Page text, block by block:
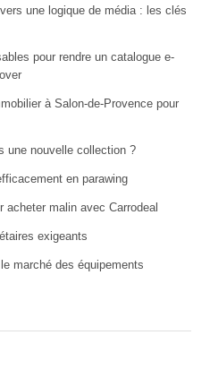
une logique de média : les clés
pour rendre un catalogue e-
à Salon-de-Provence pour
une nouvelle collection ?
en parawing
acheter malin avec Carrodeal
exigeants
marché des équipements